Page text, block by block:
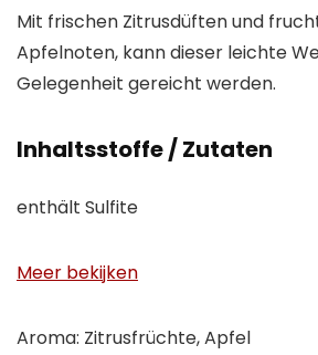
Mit frischen Zitrusdüften und
Apfelnoten, kann dieser leichte
Gelegenheit gereicht werden.
Inhaltsstoffe / Zutaten
enthält Sulfite
Meer bekijken
Aroma: Zitrusfrüchte, Apfel